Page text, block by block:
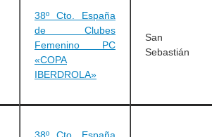
38º Cto. España
de Clubes
Femenino PC
«COPA
IBERDROLA»
San
Sebastián